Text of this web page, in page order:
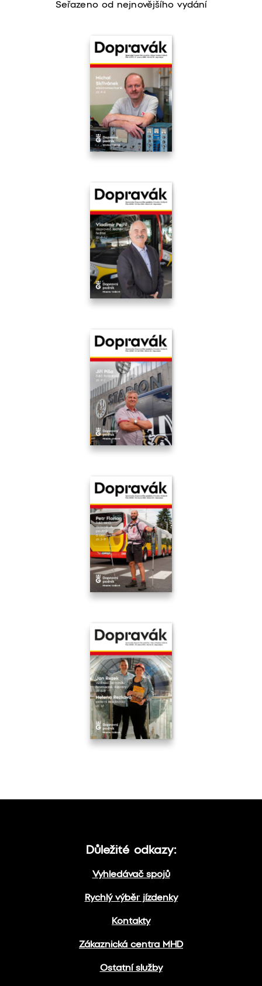
Seřazeno od nejnovějšího vydání
Důležité odkazy:
Vyhledávač spojů
Rychlý výběr jízdenky
Kontakty
Zákaznická centra MHD
Ostatní služby